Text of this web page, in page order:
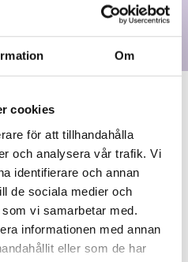
Om
cookies
för att tillhandahålla
och analysera vår trafik. Vi
identifierare och annan
de sociala medier och
vi samarbetar med.
informationen med annan
eller som de har
med bioaktiva